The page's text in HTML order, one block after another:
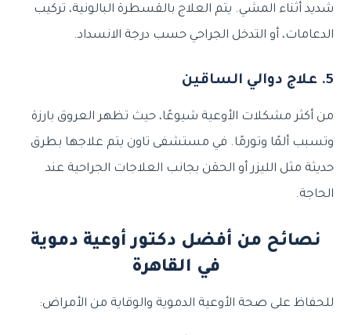
شديد أثناء المشي. يتم العلاج بالقسطرة البالونية، تركيب
الدعامات، أو التدخل الجراحي حسب درجة الانسداد.
5. علاج دوالي الساقين
من أكثر مشكلات الأوعية شيوعًا، حيث تظهر العروق بارزة
وتسبب ألمًا وتورمًا. في مستشفى تاون يتم علاجها بطرق
حديثة مثل الليزر أو الحقن بجانب العلاجات الجراحية عند
الحاجة.
نصائح من أفضل دكتور أوعية دموية
في القاهرة
للحفاظ على صحة الأوعية الدموية والوقاية من الأمراض: